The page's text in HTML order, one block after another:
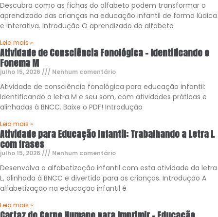
Descubra como as fichas do alfabeto podem transformar o
aprendizado das crianças na educação infantil de forma lúdica
e interativa. Introdução O aprendizado do alfabeto
Leia mais »
Atividade de Consciência Fonológica – Identificando o
Fonema M
julho 15, 2026 Nenhum comentário
Atividade de consciência fonológica para educação infantil:
Identificando a letra M e seu som, com atividades práticas e
alinhadas à BNCC. Baixe o PDF! Introdução
Leia mais »
Atividade para Educação Infantil: Trabalhando a Letra L
com frases
julho 15, 2026 Nenhum comentário
Desenvolva a alfabetização infantil com esta atividade da letra
L, alinhada à BNCC e divertida para as crianças. Introdução A
alfabetização na educação infantil é
Leia mais »